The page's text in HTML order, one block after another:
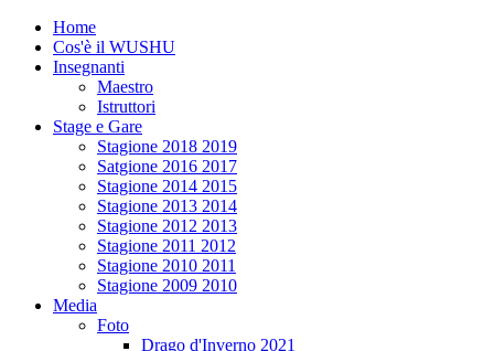
Home
Cos'è il WUSHU
Insegnanti
Maestro
Istruttori
Stage e Gare
Stagione 2018 2019
Satgione 2016 2017
Stagione 2014 2015
Stagione 2013 2014
Stagione 2012 2013
Stagione 2011 2012
Stagione 2010 2011
Stagione 2009 2010
Media
Foto
Drago d'Inverno 2021